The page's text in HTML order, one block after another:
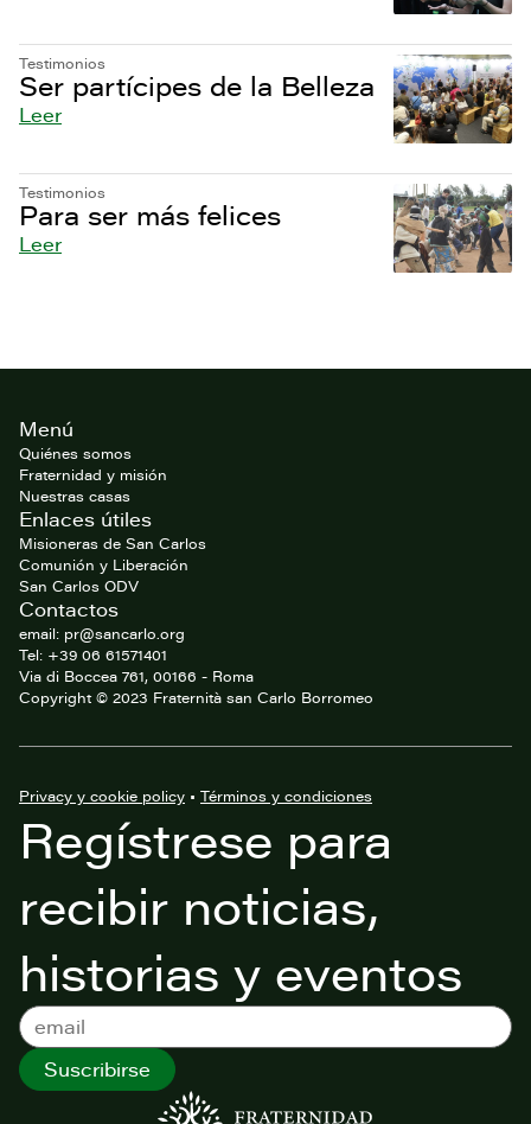
Testimonios
Ser partícipes de la Belleza
Leer
Testimonios
Para ser más felices
Leer
Footer
website
Menú
Quiénes somos
Fraternidad y misión
Nuestras casas
Enlaces útiles
Misioneras de San Carlos
Comunión y Liberación
San Carlos ODV
Contactos
email: pr@sancarlo.org
Tel: +39 06 61571401
Via di Boccea 761, 00166 - Roma
Copyright © 2023 Fraternità san Carlo Borromeo
Privacy y cookie policy • Términos y condiciones
Regístrese para
recibir noticias,
historias y eventos
Suscribirse